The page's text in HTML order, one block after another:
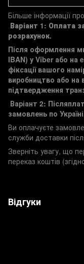
Більше інформації
Варіант 1: Оплата
розрахунок.
Після оформлення
IBAN) у Viber або на
фіксації вашого
виробництво або на
підтвердження
Варіант 2:
замовлень по
Ви оплачуєте
служби доставки
Зверніть увагу, що
переказ коштів
Відгуки